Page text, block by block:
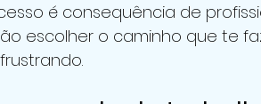
é consequência de
escolher o caminho que te